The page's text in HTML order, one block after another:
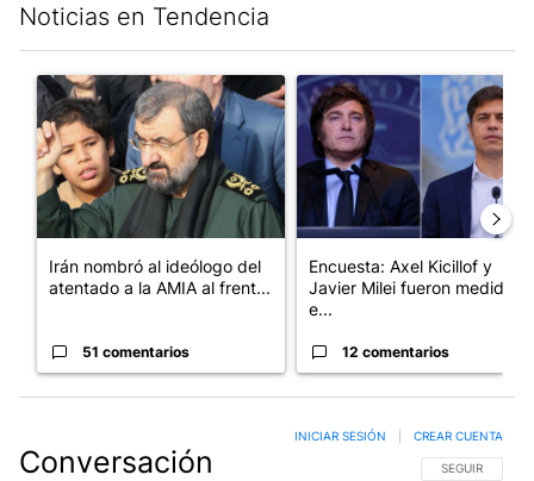
Noticias en Tendencia
Un artículo de tendencia con el título "Irán nombró al ideólogo
Irán nombró al ideólogo del
atentado a la AMIA al frent...
51 comentarios
Un artículo de tendencia con
Encuesta: Axel Kicillof y
Javier Milei fueron medidos
e...
12 comentarios
Conversación SIGA ESTA
SEGUIR
INICIAR SESIÓN CREAR CUENTA